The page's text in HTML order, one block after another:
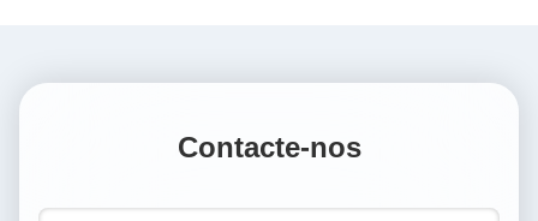
Contacte-nos